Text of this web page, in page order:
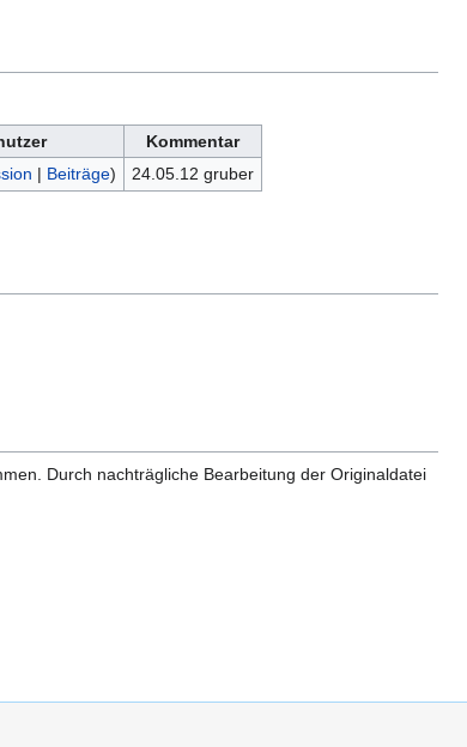
Kommentar
| Beiträge) 24.05.12 gruber
Durch nachträgliche Bearbeitung der Originaldatei